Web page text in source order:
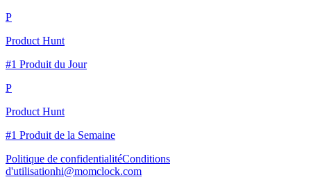
P
Product Hunt
#1 Produit du Jour
P
Product Hunt
#1 Produit de la Semaine
Politique de confidentialitéConditions
d'utilisationhi@momclock.com